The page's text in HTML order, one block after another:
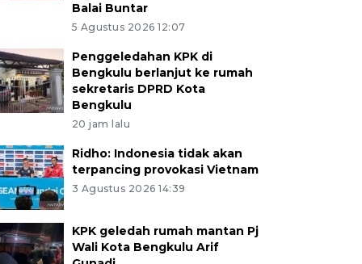
Balai Buntar
5 Agustus 2026 12:07
Penggeledahan KPK di
Bengkulu berlanjut ke rumah
sekretaris DPRD Kota
Bengkulu
20 jam lalu
Ridho: Indonesia tidak akan
terpancing provokasi Vietnam
3 Agustus 2026 14:39
KPK geledah rumah mantan Pj
Wali Kota Bengkulu Arif